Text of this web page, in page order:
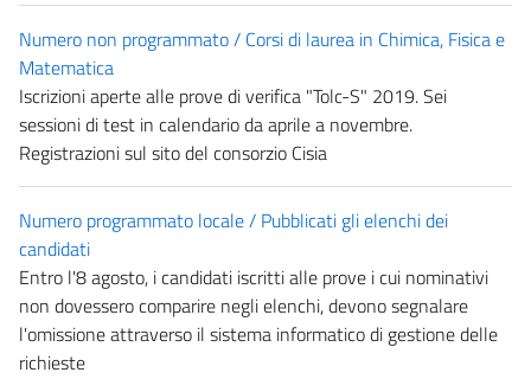
Numero non programmato / Corsi di laurea in Chimica, Fisica e
Matematica
Iscrizioni aperte alle prove di verifica "Tolc-S" 2019. Sei
sessioni di test in calendario da aprile a novembre.
Registrazioni sul sito del consorzio Cisia
Numero programmato locale / Pubblicati gli elenchi dei
candidati
Entro l'8 agosto, i candidati iscritti alle prove i cui nominativi
non dovessero comparire negli elenchi, devono segnalare
l'omissione attraverso il sistema informatico di gestione delle
richieste